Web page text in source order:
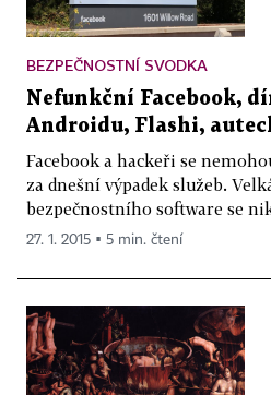
BEZPEČNOSTNÍ SVODKA
Nefunkční Facebook,
Androidu, Flashi,
Facebook a hackeři se
za dnešní výpadek služeb.
bezpečnostního software se
27. 1. 2015 ▪ 5 min. čtení